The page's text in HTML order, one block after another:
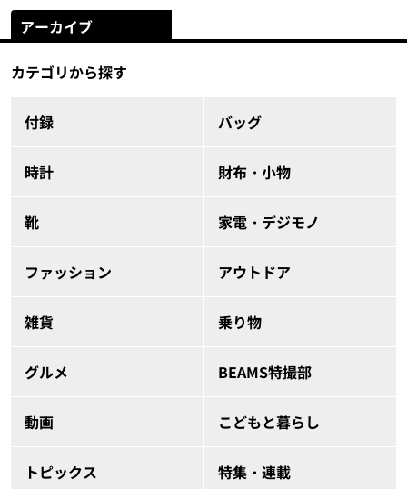
アーカイブ
カテゴリから探す
付録 バッグ
時計 財布・小物
靴 家電・デジモノ
ファッション アウトドア
雑貨 乗り物
グルメ BEAMS特撮部
動画 こどもと暮らし
トピックス 特集・連載